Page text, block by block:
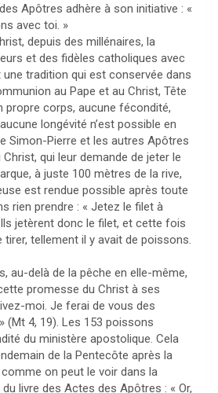
Apôtres adhère à son initiative : «
avec toi. »
depuis des millénaires, la
et des fidèles catholiques avec
une tradition qui est conservée dans
au Pape et au Christ, Tête
propre corps, aucune fécondité,
longévité n’est possible en
Simon-Pierre et les autres Apôtres
qui leur demande de jeter le
à juste 100 mètres de la rive,
est rendue possible après toute
rien prendre : « Jetez le filet à
jetèrent donc le filet, et cette fois
tirer, tellement il y avait de poissons.
au-delà de la pêche en elle-même,
promesse du Christ à ses
moi. Je ferai de vous des
(Mt 4, 19). Les 153 poissons
du ministère apostolique. Cela
de la Pentecôte après la
on peut le voir dans la
livre des Actes des Apôtres : « Or,